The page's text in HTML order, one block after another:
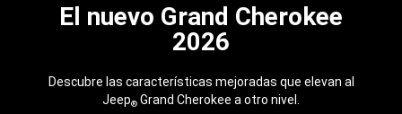
El nuevo Grand Cherokee
2026
Descubre las características mejoradas que elevan al
Jeep® Grand Cherokee a otro nivel.